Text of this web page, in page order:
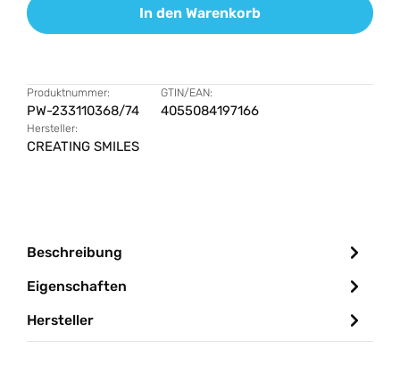
In den Warenkorb
Produktnummer:
PW-233110368/74
GTIN/EAN:
4055084197166
Hersteller:
CREATING SMILES
Beschreibung
Eigenschaften
Hersteller